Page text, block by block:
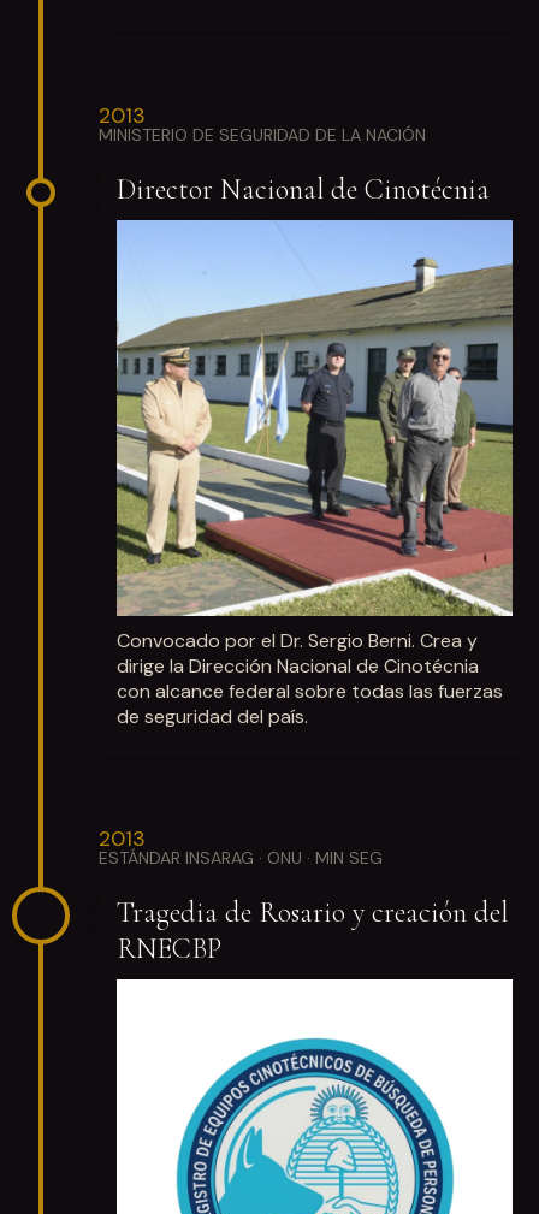
2013
MINISTERIO DE SEGURIDAD DE LA NACIÓN
Director Nacional de Cinotécnia
Convocado por el Dr. Sergio Berni. Crea y
dirige la Dirección Nacional de Cinotécnia
con alcance federal sobre todas las fuerzas
de seguridad del país.
2013
ESTÁNDAR INSARAG · ONU · MIN SEG
Tragedia de Rosario y creación del
RNECBP